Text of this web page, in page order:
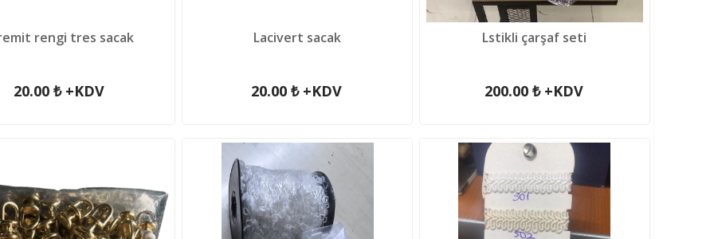
rengi tres sacak
20.00 ₺ +KDV
Lacivert sacak
20.00 ₺ +KDV
Lstikli çarşaf seti
200.00 ₺ +KDV